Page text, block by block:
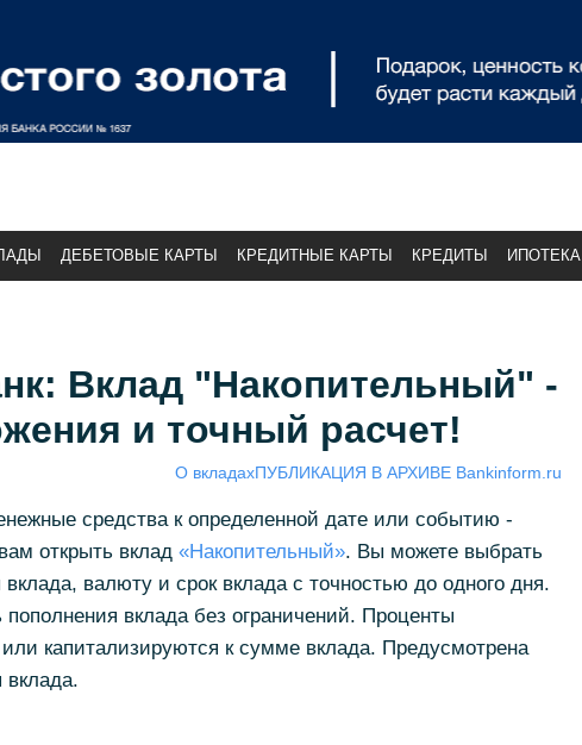
ДЕБЕТОВЫЕ КАРТЫ КРЕДИТНЫЕ КАРТЫ КРЕДИТЫ ИПОТЕКА
Вклад "Накопительный" -
и точный расчет!
О вкладахПУБЛИКАЦИЯ В АРХИВЕ Bankinform.ru
средства к определенной дате или событию -
открыть вклад «Накопительный». Вы можете выбрать
валюту и срок вклада с точностью до одного дня.
вклада без ограничений. Проценты
капитализируются к сумме вклада. Предусмотрена
вклада.